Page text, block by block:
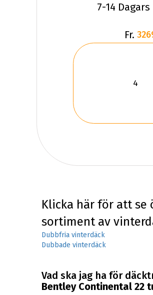
7-14
Fr.
Klicka här för att se
sortiment av
Dubbfria vinterdäck
Dubbade vinterdäck
Vad ska jag ha för
Bentley Continental 22